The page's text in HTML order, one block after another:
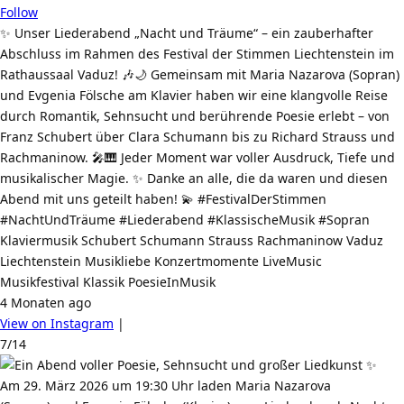
Follow
✨ Unser Liederabend „Nacht und Träume“ – ein zauberhafter
Abschluss im Rahmen des Festival der Stimmen Liechtenstein im
Rathaussaal Vaduz! 🎶🌙 Gemeinsam mit Maria Nazarova (Sopran)
und Evgenia Fölsche am Klavier haben wir eine klangvolle Reise
durch Romantik, Sehnsucht und berührende Poesie erlebt – von
Franz Schubert über Clara Schumann bis zu Richard Strauss und
Rachmaninow. 🎤🎹 Jeder Moment war voller Ausdruck, Tiefe und
musikalischer Magie. ✨ Danke an alle, die da waren und diesen
Abend mit uns geteilt haben! 💫 #FestivalDerStimmen
#NachtUndTräume #Liederabend #KlassischeMusik #Sopran
Klaviermusik Schubert Schumann Strauss Rachmaninow Vaduz
Liechtenstein Musikliebe Konzertmomente LiveMusic
Musikfestival Klassik PoesieInMusik
4 Monaten ago
View on Instagram |
7/14